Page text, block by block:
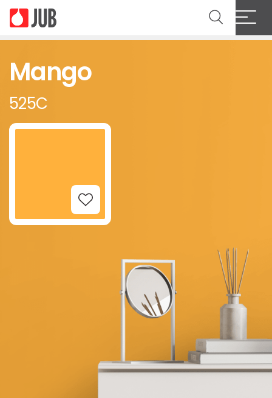
Mango
525C
Add to Wishlist